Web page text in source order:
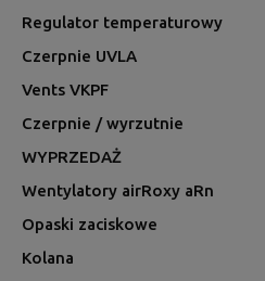
Regulator temperaturowy
Czerpnie UVLA
Vents VKPF
Czerpnie / wyrzutnie
WYPRZEDAŻ
Wentylatory airRoxy aRn
Opaski zaciskowe
Kolana